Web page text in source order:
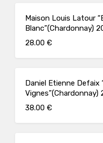
Maison Louis Latour
Blanc”(Chardonnay)
28.00 €
Daniel Etienne Defaix
Vignes”(Chardonnay)
38.00 €